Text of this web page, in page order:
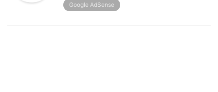
Google AdSense